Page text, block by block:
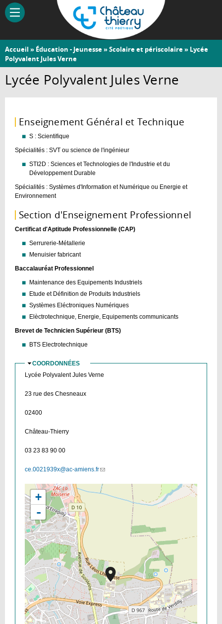
Aller
contenu
Château-
Thierry
Vous
êtes
ici
Accueil » Éducation - Jeunesse»Scolaire et périscolaire» Lycée
Polyvalent Jules Verne
Lycée Polyvalent Jules Verne
Enseignement Général et Technique
S : Scientifique
Spécialités : SVT ou science de l'ingénieur
STI2D : Sciences et Technologies de l'Industrie et du
Développement Durable
Spécialités : Systèmes d'Information et Numérique ou Energie et
Environnement
Section d'Enseignement Professionnel
Certificat d'Aptitude Professionnelle (CAP)
Serrurerie-Métallerie
Menuisier fabricant
Baccalauréat Professionnel
Maintenance des Equipements Industriels
Etude et Définition de Produits Industriels
Systèmes Eléctroniques Numériques
Elèctrotechnique, Energie, Equipements communicants
Brevet de Technicien Supérieur (BTS)
BTS Electrotechnique
MASQUER
COORDONNÉES
Lycée Polyvalent Jules Verne
23 rue des Chesneaux
02400
Château-Thierry
03 23 83 90 00
ce.0021939x@ac-amiens.fr(link
e-
mail)
+
-